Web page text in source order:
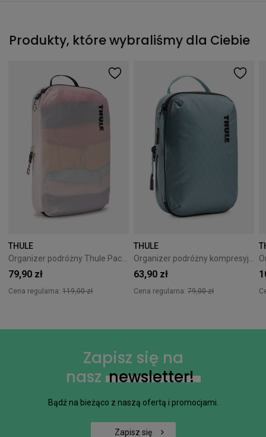
Produkty, które wybraliśmy dla Ciebie
THULE
79,90 zł
Cena regularna: 119,00 zł
THULE
63,90 zł
Cena regularna: 79,00 zł
Zapisz się na
nasz newsletter!
Bądź na bieżąco z naszą ofertą i promocjami.
Zapisz się